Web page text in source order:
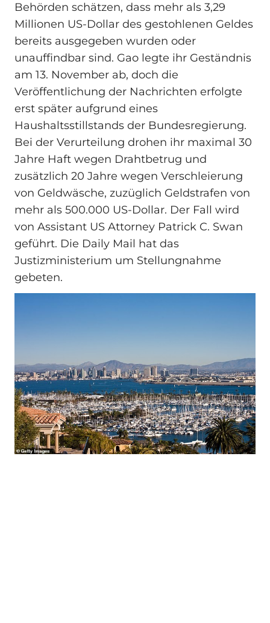
Behörden schätzen, dass mehr als 3,29
Millionen US-Dollar des gestohlenen Geldes
bereits ausgegeben wurden oder
unauffindbar sind. Gao legte ihr Geständnis
am 13. November ab, doch die
Veröffentlichung der Nachrichten erfolgte
erst später aufgrund eines
Haushaltsstillstands der Bundesregierung.
Bei der Verurteilung drohen ihr maximal 30
Jahre Haft wegen Drahtbetrug und
zusätzlich 20 Jahre wegen Verschleierung
von Geldwäsche, zuzüglich Geldstrafen von
mehr als 500.000 US-Dollar. Der Fall wird
von Assistant US Attorney Patrick C. Swan
geführt. Die Daily Mail hat das
Justizministerium um Stellungnahme
gebeten.